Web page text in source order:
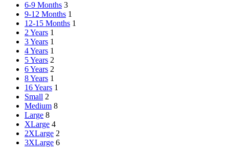
6-9 Months 3
9-12 Months 1
12-15 Months 1
2 Years 1
3 Years 1
4 Years 1
5 Years 2
6 Years 2
8 Years 1
16 Years 1
Small 2
Medium 8
Large 8
XLarge 4
2XLarge 2
3XLarge 6